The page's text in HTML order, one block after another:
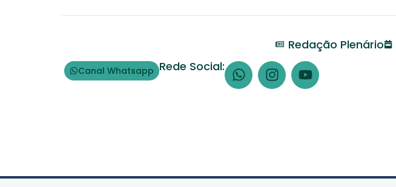
Redação Plenário
Canal Whatsapp Rede Social: